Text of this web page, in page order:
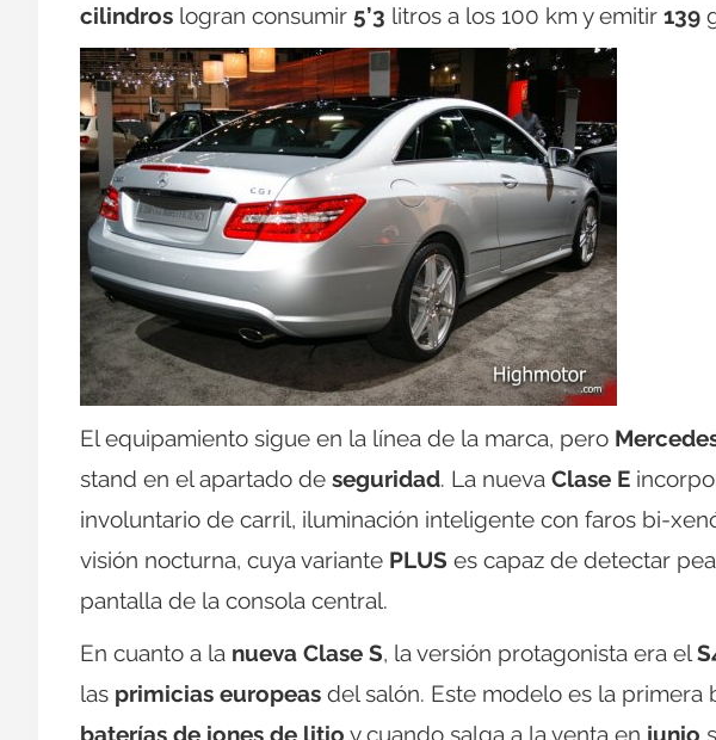
cilindros logran consumir 5’3 litros a los 100 km y emitir 139
El equipamiento sigue en la línea de la marca, pero
stand en el apartado de seguridad. La nueva Clase E
involuntario de carril, iluminación inteligente con faros bi-
visión nocturna, cuya variante PLUS es capaz de detectar
pantalla de la consola central.
En cuanto a la nueva Clase S, la versión protagonista era el
las primicias europeas del salón. Este modelo es la
baterías de iones de litio y cuando salga a la venta en junio